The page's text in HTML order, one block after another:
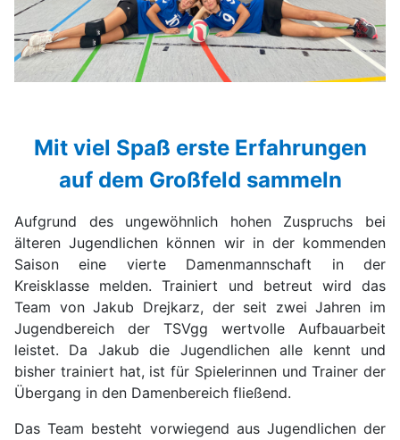
Mit viel Spaß erste Erfahrungen
auf dem Großfeld sammeln
Aufgrund des ungewöhnlich hohen Zuspruchs bei
älteren Jugendlichen können wir in der kommenden
Saison eine vierte Damenmannschaft in der
Kreisklasse melden. Trainiert und betreut wird das
Team von Jakub Drejkarz, der seit zwei Jahren im
Jugendbereich der TSVgg wertvolle Aufbauarbeit
leistet. Da Jakub die Jugendlichen alle kennt und
bisher trainiert hat, ist für Spielerinnen und Trainer der
Übergang in den Damenbereich fließend.
Das Team besteht vorwiegend aus Jugendlichen der